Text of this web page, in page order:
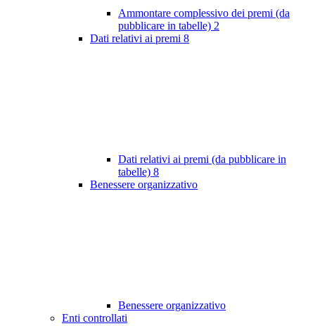
Ammontare complessivo dei premi (da
pubblicare in tabelle) 2
Dati relativi ai premi 8
Dati relativi ai premi (da pubblicare in
tabelle) 8
Benessere organizzativo
Benessere organizzativo
Enti controllati